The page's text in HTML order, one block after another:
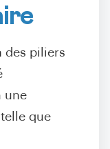
des piliers
une
telle que